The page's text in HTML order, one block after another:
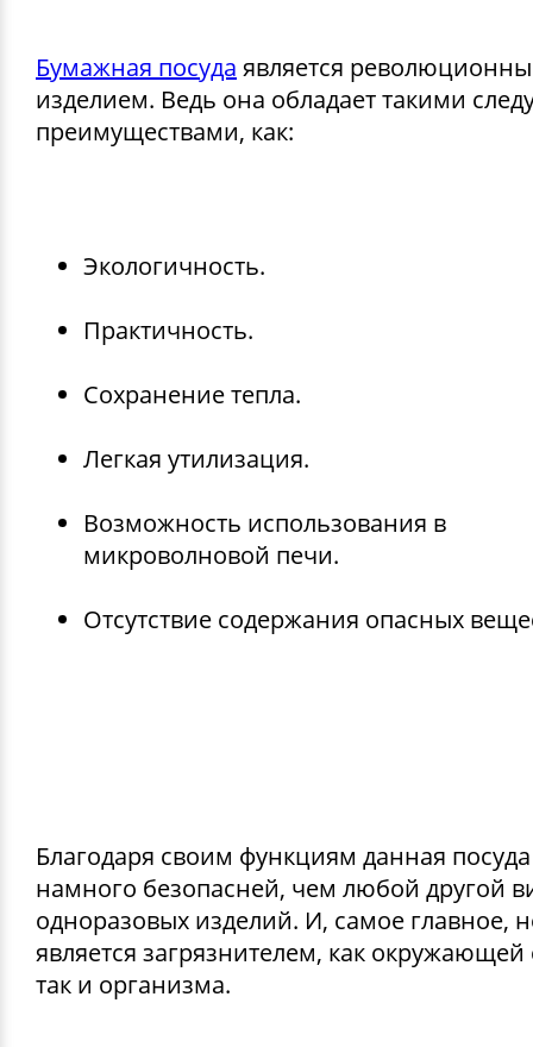
Бумажная посуда является
изделием. Ведь она обладает такими
преимуществами, как:
Экологичность.
Практичность.
Сохранение тепла.
Легкая утилизация.
Возможность использования в
микроволновой печи.
Отсутствие содержания опасных
Благодаря своим функциям данная посуда
намного безопасней, чем любой другой
одноразовых изделий. И, самое главное,
является загрязнителем, как окружающей
так и организма.